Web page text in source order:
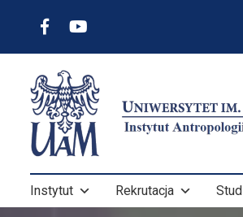
Instytut Rekrutacja